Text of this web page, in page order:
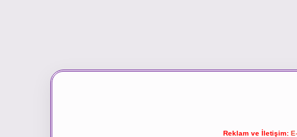
Reklam ve İletişim: